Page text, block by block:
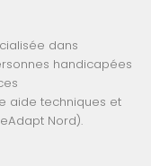
dans
handicapées
aide techniques et
Nord).